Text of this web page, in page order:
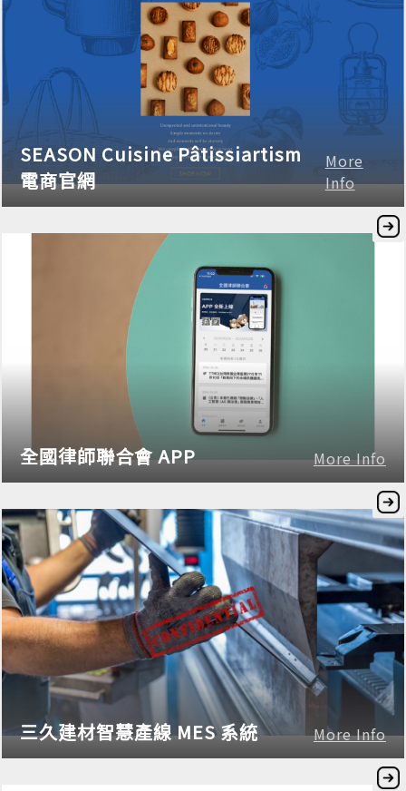
SEASON Cuisine Pâtissiartism
電商官網
More
Info
全國律師聯合會 APP More Info
三久建材智慧產線 MES 系統 More Info